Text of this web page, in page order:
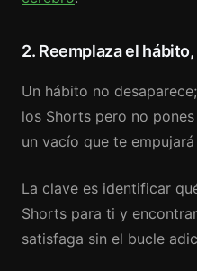
2. Reemplaza el
Un hábito no
los Shorts pero no
un vacío que te
La clave es identificar
Shorts para ti y
satisfaga sin el bucle